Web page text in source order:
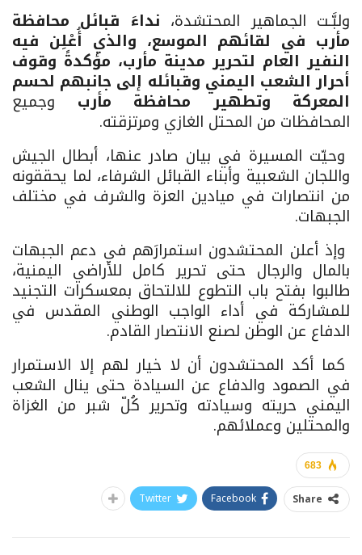
ولبَّـت الجماهير المحتشدة، نداءَ قبائل محافظة
مأرب في لقائهم الموسع، والذي أُعْلِن فيه
النفير العام لتحرير مدينة مأرب، مؤكدةً وقوف
أحرار الشعب اليمني وقبائله إلى جانبهم لحسم
المعركة وتطهير محافظة مأرب وجميع
المحافظات من المحتل الغازي ومرتزقته.
وحيّت المسيرة في بيان صادر عنها، أبطال الجيش
واللجان الشعبية وأبناء القبائل الشرفاء، لما يحققونه
من انتصارات في ميادين العزة والشرف في مختلف
الجبهات.
وإذ أعلن المحتشدون استمرارَهم في دعم الجبهات
بالمال والرجال حتى تحرير كامل للأراضي اليمنية،
طالبوا بفتح باب التطوع للالتحاق بمعسكرات التجنيد
للمشاركة في أداء الواجب الوطني المقدس في
الدفاع عن الوطن لصنع الانتصار القادم.
كما أكد المحتشدون أن لا خيار لهم إلا الاستمرار
في الصمود والدفاع عن السيادة حتى ينال الشعب
اليمني حريته وسيادته وتحرير كُلّ شبر من الغزاة
والمحتلين وعملائهم.
683
Share
Facebook
Twitter